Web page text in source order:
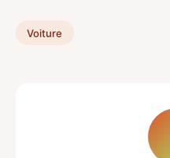
Voiture